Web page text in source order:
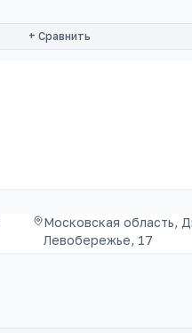
+ Сравнить
Московская область,
Левобережье, 17